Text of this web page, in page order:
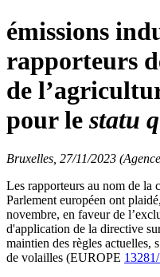
émissions
rapporteurs
de
pour le statu
Bruxelles, 27/11/2023
Les rapporteurs au nom de la
Parlement européen ont
novembre, en faveur de
d'application de la directive
maintien des règles actuelles,
de volailles (EUROPE 13281/